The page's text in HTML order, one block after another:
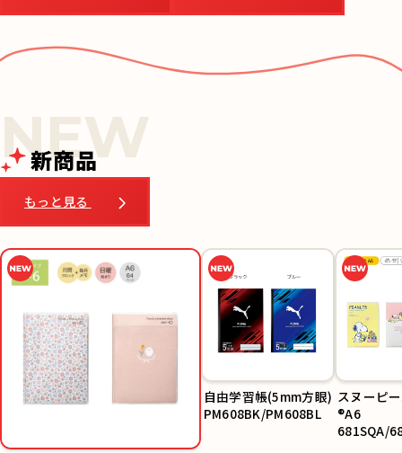
新商品
もっと見る
自由学習帳(5mm方眼)
PM608BK/PM608BL
スヌーピ
®A6
681SQA/